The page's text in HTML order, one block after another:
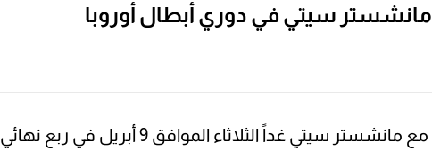
مانشستر سيتي في دوري أبطال أوروبا
من المقرر أن يلتقي ريال مدريد مع مانشستر سيتي غداً الثلاثاء الموافق 9 أبريل في ربع نهائي